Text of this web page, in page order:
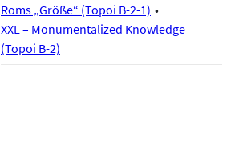
Roms „Größe“ (Topoi B-2-1)
XXL – Monumentalized Knowledge
(Topoi B-2)